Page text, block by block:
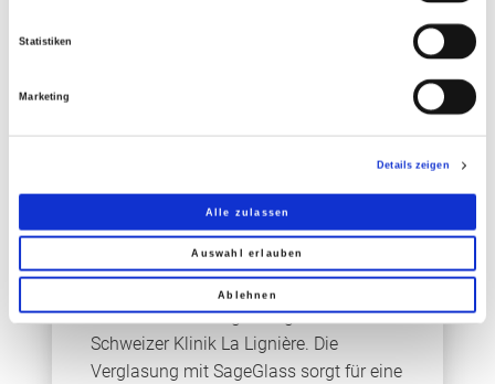
Statistiken
Marketing
Details zeigen
Alle zulassen
Auswahl erlauben
Ablehnen
Schweizer Klinik La
Lignière
Viel Licht und maximalen Komfort sowie
effizienten Sonnenschutz bietet die
elektrochrome Verglasung in der
Schweizer Klinik La Lignière. Die
Verglasung mit SageGlass sorgt für eine